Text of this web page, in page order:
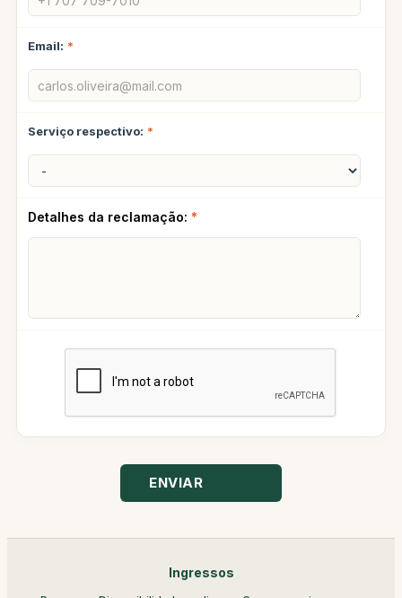
Email: *
Serviço respectivo: *
Detalhes da reclamação: *
ENVIAR
Ingressos